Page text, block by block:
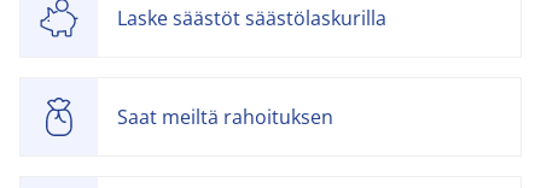
Laske säästöt säästölaskurilla
Saat meiltä rahoituksen